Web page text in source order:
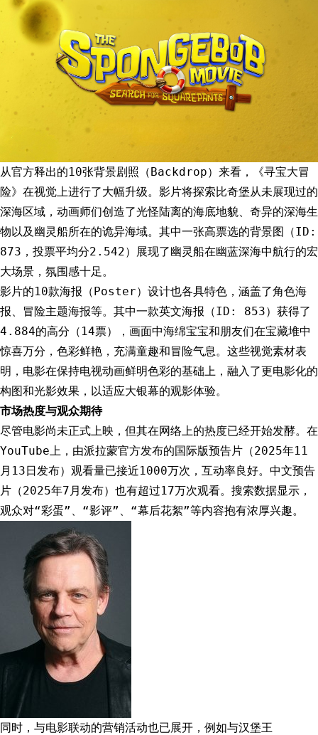
从官方释出的10张背景剧照（Backdrop）来看，《寻宝大冒
险》在视觉上进行了大幅升级。影片将探索比奇堡从未展现过的
深海区域，动画师们创造了光怪陆离的海底地貌、奇异的深海生
物以及幽灵船所在的诡异海域。其中一张高票选的背景图（ID:
873，投票平均分2.542）展现了幽灵船在幽蓝深海中航行的宏
大场景，氛围感十足。
影片的10款海报（Poster）设计也各具特色，涵盖了角色海
报、冒险主题海报等。其中一款英文海报（ID: 853）获得了
4.884的高分（14票），画面中海绵宝宝和朋友们在宝藏堆中
惊喜万分，色彩鲜艳，充满童趣和冒险气息。这些视觉素材表
明，电影在保持电视动画鲜明色彩的基础上，融入了更电影化的
构图和光影效果，以适应大银幕的观影体验。
市场热度与观众期待
尽管电影尚未正式上映，但其在网络上的热度已经开始发酵。在
YouTube上，由派拉蒙官方发布的国际版预告片（2025年11
月13日发布）观看量已接近1000万次，互动率良好。中文预告
片（2025年7月发布）也有超过17万次观看。搜索数据显示，
观众对“彩蛋”、“影评”、“幕后花絮”等内容抱有浓厚兴趣。
同时，与电影联动的营销活动也已展开，例如与汉堡王